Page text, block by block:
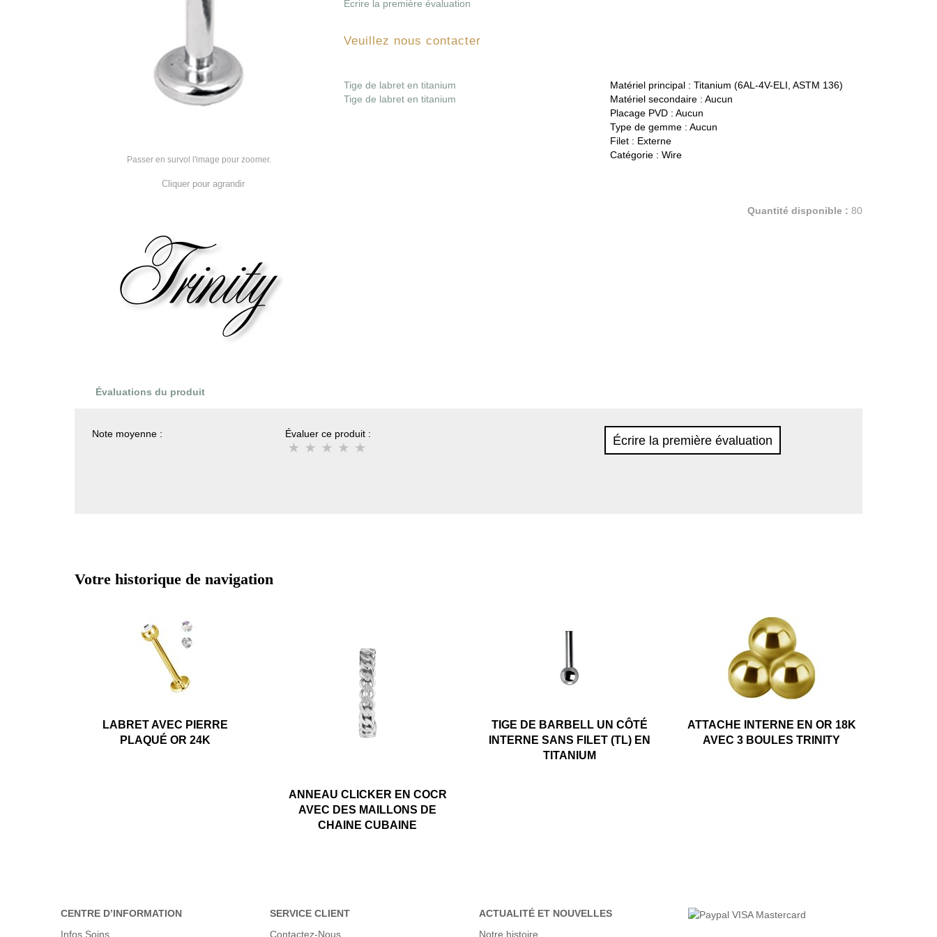
Passer en survol l'image pour zoomer.
Cliquer pour agrandir
Écrire la première évaluation
Veuillez nous contacter
Tige de labret en titanium
Tige de labret en titanium
Matériel principal : Titanium (6AL-4V-ELI, ASTM 136)
Matériel secondaire : Aucun
Placage PVD : Aucun
Type de gemme : Aucun
Filet : Externe
Catégorie : Wire
Quantité disponible : 80
Évaluations du produit
Note moyenne : Évaluer ce produit : Écrire la première évaluation
Votre historique de navigation
LABRET AVEC PIERRE
PLAQUÉ OR 24K
ANNEAU CLICKER EN COCR
AVEC DES MAILLONS DE
CHAINE CUBAINE
TIGE DE BARBELL UN CÔTÉ
INTERNE SANS FILET (TL) EN
TITANIUM
ATTACHE INTERNE EN OR 18K
AVEC 3 BOULES TRINITY
CENTRE D’INFORMATION
Infos Soins
SERVICE CLIENT
Contactez-Nous
ACTUALITÉ ET NOUVELLES
Notre histoire